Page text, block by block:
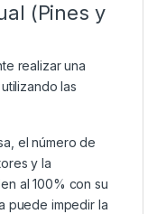
(Pines y
realizar una
utilizando las
el número de
y la
al 100% con su
puede impedir la